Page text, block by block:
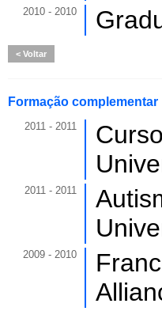
2010 - 2010
Voltar
Formação complementar
2011 - 2011
2011 - 2011
2009 - 2010